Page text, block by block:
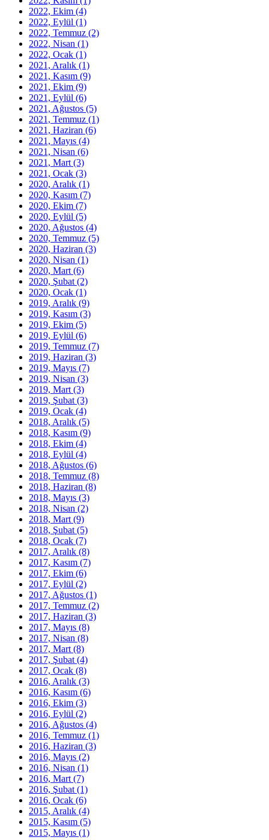
2022, Ekim (4)
2022, Eylül (1)
2022, Temmuz (2)
2022, Nisan (1)
2022, Ocak (1)
2021, Aralık (1)
2021, Kasım (9)
2021, Ekim (9)
2021, Eylül (6)
2021, Ağustos (5)
2021, Temmuz (1)
2021, Haziran (6)
2021, Mayıs (4)
2021, Nisan (6)
2021, Mart (3)
2021, Ocak (3)
2020, Aralık (1)
2020, Kasım (7)
2020, Ekim (7)
2020, Eylül (5)
2020, Ağustos (4)
2020, Temmuz (5)
2020, Haziran (3)
2020, Nisan (1)
2020, Mart (6)
2020, Şubat (2)
2020, Ocak (1)
2019, Aralık (9)
2019, Kasım (3)
2019, Ekim (5)
2019, Eylül (6)
2019, Temmuz (7)
2019, Haziran (3)
2019, Mayıs (7)
2019, Nisan (3)
2019, Mart (3)
2019, Şubat (3)
2019, Ocak (4)
2018, Aralık (5)
2018, Kasım (9)
2018, Ekim (4)
2018, Eylül (4)
2018, Ağustos (6)
2018, Temmuz (8)
2018, Haziran (8)
2018, Mayıs (3)
2018, Nisan (2)
2018, Mart (9)
2018, Şubat (5)
2018, Ocak (7)
2017, Aralık (8)
2017, Kasım (7)
2017, Ekim (6)
2017, Eylül (2)
2017, Ağustos (1)
2017, Temmuz (2)
2017, Haziran (3)
2017, Mayıs (8)
2017, Nisan (8)
2017, Mart (8)
2017, Şubat (4)
2017, Ocak (8)
2016, Aralık (3)
2016, Kasım (6)
2016, Ekim (3)
2016, Eylül (2)
2016, Ağustos (4)
2016, Temmuz (1)
2016, Haziran (3)
2016, Mayıs (2)
2016, Nisan (1)
2016, Mart (7)
2016, Şubat (1)
2016, Ocak (6)
2015, Aralık (4)
2015, Kasım (5)
2015, Mayıs (1)